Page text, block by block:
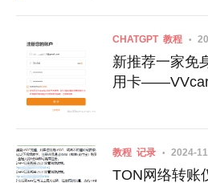
CHATGPT 教程
新推荐一家免
用卡
教程 记录 2024-
TON网络转账